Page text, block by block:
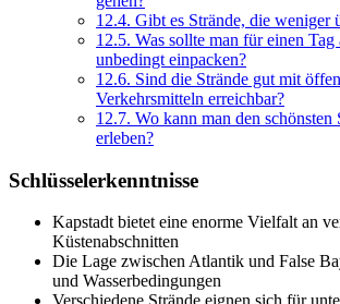
12.4. Gibt es Strände, die weniger
12.5. Was sollte man für einen Tag
unbedingt einpacken?
12.6. Sind die Strände gut mit
Verkehrsmitteln erreichbar?
12.7. Wo kann man den schönsten
erleben?
Schlüsselerkenntnisse
Kapstadt bietet eine enorme Vielfalt an
Küstenabschnitten
Die Lage zwischen Atlantik und False
und Wasserbedingungen